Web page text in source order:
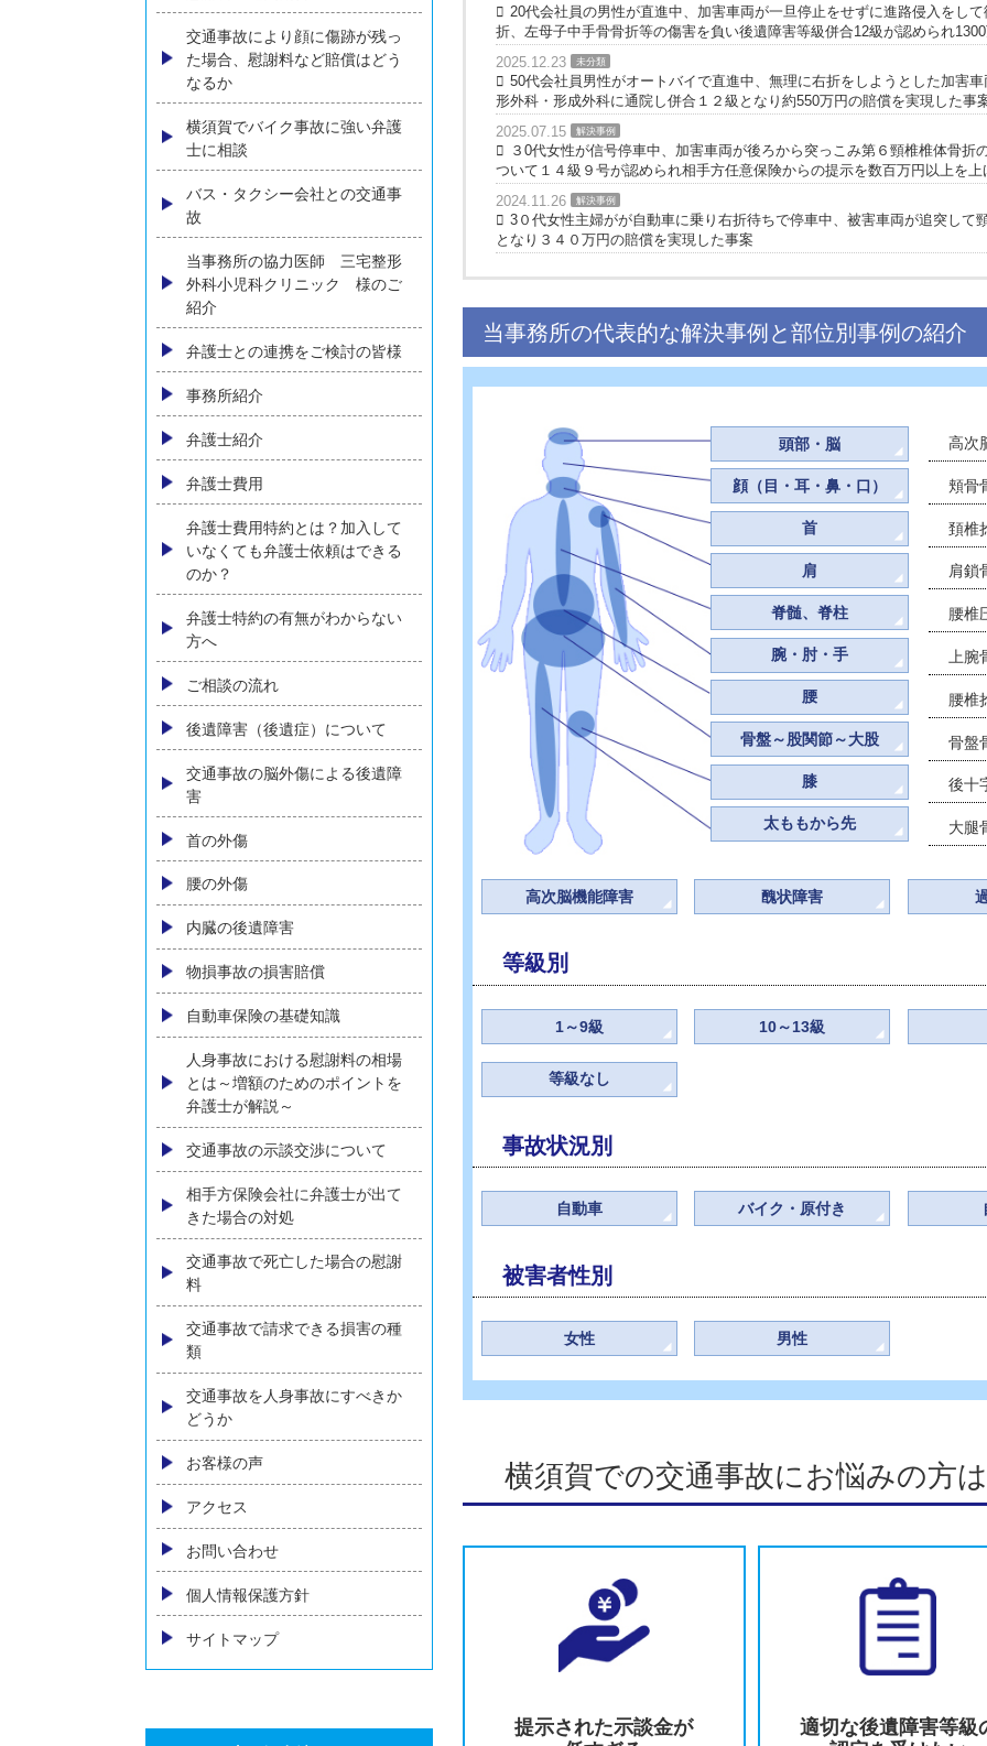
当サイトでは、交通事故被害にまつわ
務所にて携わった事案のポイントも定期
初回相談は無料でお受けしておりますの
弁護士紹介はこちら
最新の投稿
2026.03.02 未分類
20代会社員の男性が直進中、加害車両が一旦停止をせず
折、左母子中手骨骨折等の傷害を負い後遺障害等級併合12
50代会社員男性がオートバイで直進中、無理に右折をし
形外科・形成外科に通院し併合１２級となり約550万円の賠
2025.07.15 解決事例
ついて１４級９号が認められ相手方任意保険からの提示を
2024.11.26
3０代女性主婦がが自動車に乗り右折待ちで停車中、被害
となり３４０万円の賠償を実現した事案
当事務所の代表的な解決事例と部位別事
頭部・脳
顔（目・耳・鼻・口）
首
肩
等級別
1～9級 10～13級
自動車 バイク・原付き
被害者性別
女性 男性
通勤中に交通事故に遭われた方
へ
無職や失業者の方の休業損害
交通事故の脳外傷による後遺障
害を弁護士に依頼するメリット
慰謝料・過失割合～
交通事故により顔に傷跡が残っ
た場合、慰謝料など賠償はどう
横須賀でバイク事故に強い弁護
士に相談
バス・タクシー会社との交通事
故
当事務所の協力医師 三宅整形
外科小児科クリニック 様のご
紹介
弁護士との連携をご検討の皆様
事務所紹介
弁護士紹介
弁護士費用
弁護士費用特約とは？加入して
いなくても弁護士依頼はできる
のか？
弁護士特約の有無がわからない
ご相談の流れ
後遺障害（後遺症）について
交通事故の脳外傷による後遺障
害
首の外傷
腰の外傷
内臓の後遺障害
物損事故の損害賠償
自動車保険の基礎知識
人身事故における慰謝料の相場
弁護士が解説～
相手方保険会社に弁護士が出て
きた場合の対処
交通事故で死亡した場合の慰謝
料